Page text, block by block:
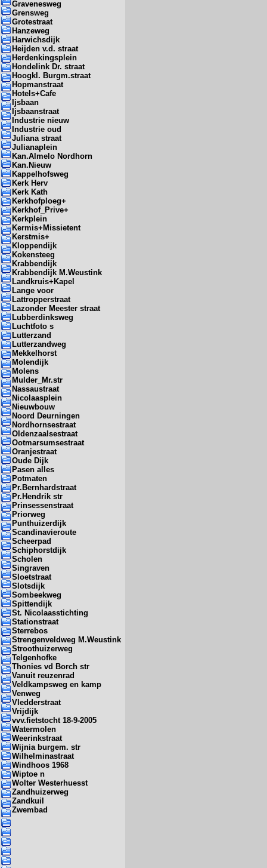
Gravenesweg
Grensweg
Grotestraat
Hanzeweg
Harwichsdijk
Heijden v.d. straat
Herdenkingsplein
Hondelink Dr. straat
Hoogkl. Burgm.straat
Hopmanstraat
Hotels+Cafe
Ijsbaan
Ijsbaanstraat
Industrie nieuw
Industrie oud
Juliana straat
Julianaplein
Kan.Almelo Nordhorn
Kan.Nieuw
Kappelhofsweg
Kerk Herv
Kerk Kath
Kerkhofploeg+
Kerkhof_Prive+
Kerkplein
Kermis+Missietent
Kerstmis+
Kloppendijk
Kokensteeg
Krabbendijk
Krabbendijk M.Weustink
Landkruis+Kapel
Lange voor
Lattropperstraat
Lazonder Meester straat
Lubberdinksweg
Luchtfoto s
Lutterzand
Lutterzandweg
Mekkelhorst
Molendijk
Molens
Mulder_Mr.str
Nassaustraat
Nicolaasplein
Nieuwbouw
Noord Deurningen
Nordhornsestraat
Oldenzaalsestraat
Ootmarsumsestraat
Oranjestraat
Oude Dijk
Pasen alles
Potmaten
Pr.Bernhardstraat
Pr.Hendrik str
Prinsessenstraat
Priorweg
Punthuizerdijk
Scandinavieroute
Scheerpad
Schiphorstdijk
Scholen
Singraven
Sloetstraat
Slotsdijk
Sombeekweg
Spittendijk
St. Nicolaasstichting
Stationstraat
Sterrebos
Strengenveldweg M.Weustink
Stroothuizerweg
Telgenhofke
Thonies vd Borch str
Vanuit reuzenrad
Veldkampsweg en kamp
Venweg
Vledderstraat
Vrijdijk
vvv.fietstocht 18-9-2005
Watermolen
Weerinkstraat
Wijnia burgem. str
Wilhelminastraat
Windhoos 1968
Wiptoe n
Wolter Westerhuesst
Zandhuizerweg
Zandkuil
Zwembad